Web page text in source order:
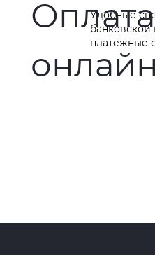
Удобные
банковской
платежные